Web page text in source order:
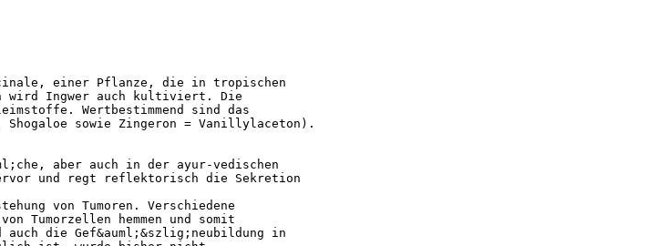
einer Pflanze, die in tropischen
wird Ingwer auch kultiviert. Die
Wertbestimmend sind das
sowie Zingeron = Vanillylaceton).
aber auch in der ayur-vedischen
und regt reflektorisch die Sekretion
von Tumoren. Verschiedene
Tumorzellen hemmen und somit
auch die Gef&auml;&szlig;neubildung in